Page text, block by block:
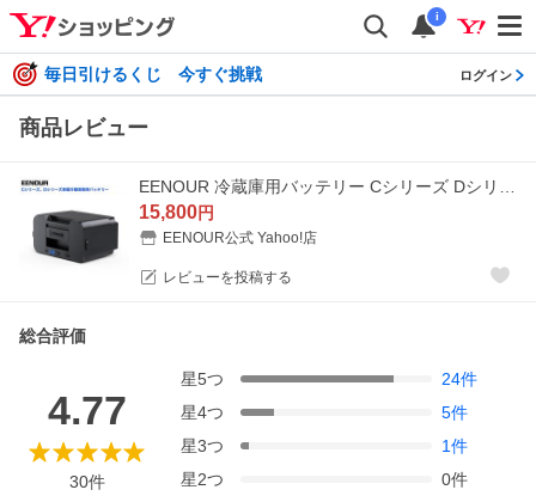
i
毎日引けるくじ 今すぐ挑戦 ログイン
商品レビュー
15,800円
EENOUR公式 Yahoo!店
レビューを投稿する
総合評価
4.77
30件
星5つ 24件
星4つ 5件
星3つ 1件
星2つ 0件